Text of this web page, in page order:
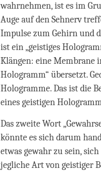
wahrnehmen, ist es im
Auge auf den Sehnerv
Impulse zum Gehirn und
ist ein „geistiges
Klängen: eine Membrane
Hologramm“ übersetzt.
Hologramme. Das ist die
eines geistigen
Das zweite Wort
könnte es sich darum
etwas gewahr zu sein,
jegliche Art von geistiger